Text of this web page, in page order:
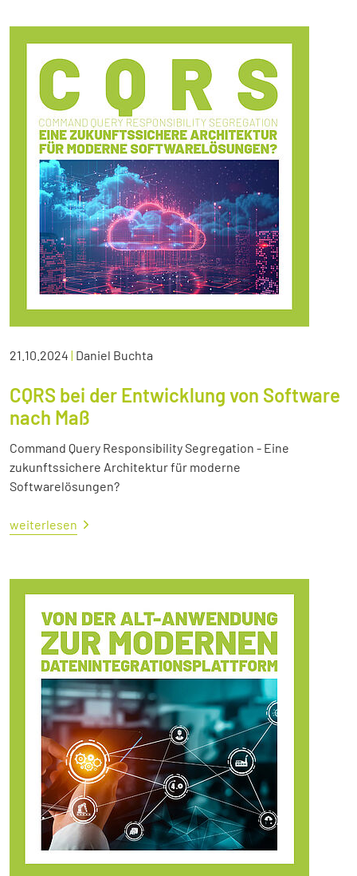
21.10.2024 | Daniel Buchta
CQRS bei der Entwicklung von Software
nach Maß
Command Query Responsibility Segregation - Eine
zukunftssichere Architektur für moderne
Softwarelösungen?
weiterlesen